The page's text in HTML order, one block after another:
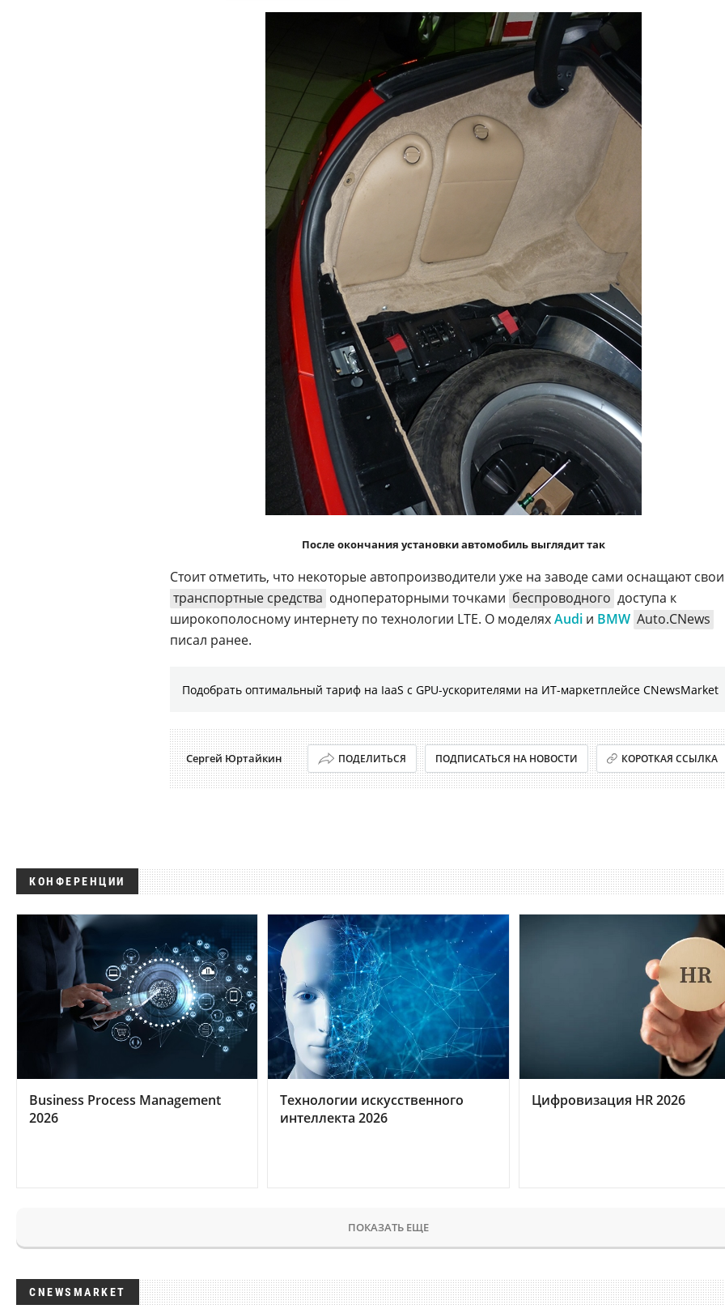
После окончания установки автомобиль выглядит так
Стоит отметить, что некоторые автопроизводители уже на заводе сами оснащают свои
транспортные средства одноператорными точками беспроводного доступа к
широкополосному интернету по технологии LTE. О моделяхAudi и BMW Auto.CNews
писал ранее.
Подобрать оптимальный тариф на IaaS с GPU-ускорителями на ИТ-маркетплейсе CNewsMarket
Сергей Юртайкин ПОДЕЛИТЬСЯ ПОДПИСАТЬСЯ НА НОВОСТИ КОРОТКАЯ ССЫЛКА
КОНФЕРЕНЦИИ
Business Process Management
2026
Технологии искусственного
интеллекта 2026
Цифровизация HR 2026
ПОКАЗАТЬ ЕЩЕ
CNEWSMARKET